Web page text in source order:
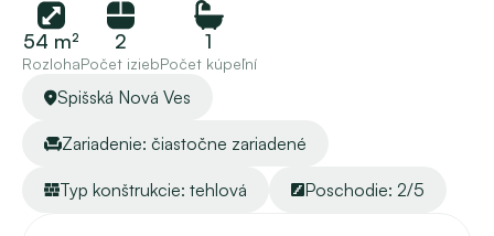
54 m²
Rozloha
2
Počet izieb
1
Počet kúpeľní
Spišská Nová Ves
Zariadenie: čiastočne zariadené
Typ konštrukcie: tehlová Poschodie: 2/5